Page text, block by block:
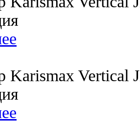
Karismax Vertical